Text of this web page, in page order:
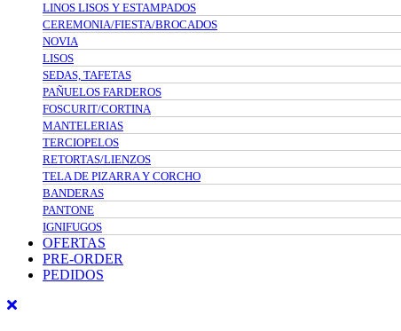
LINOS LISOS Y ESTAMPADOS
CEREMONIA/FIESTA/BROCADOS
NOVIA
LISOS
SEDAS, TAFETAS
PAÑUELOS FARDEROS
FOSCURIT/CORTINA
MANTELERIAS
TERCIOPELOS
RETORTAS/LIENZOS
TELA DE PIZARRA Y CORCHO
BANDERAS
PANTONE
IGNIFUGOS
OFERTAS
PRE-ORDER
PEDIDOS